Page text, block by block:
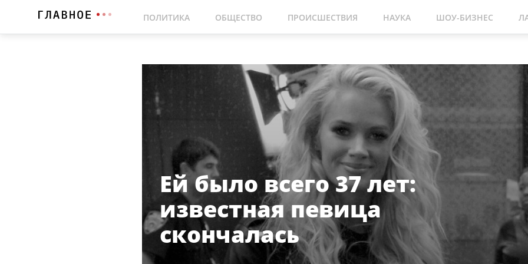
ПОЛИТИКА ОБЩЕСТВО ПРОИСШЕСТВИЯ НАУКА ШОУ-БИЗНЕС
Ей было всего 37 лет:
известная певица
скончалась